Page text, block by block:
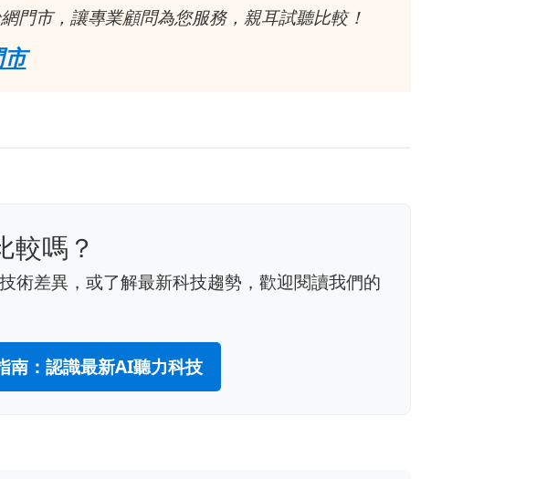
門市，讓專業顧問為您服務，親耳試聽比較！
較嗎？
術差異，或了解最新科技趨勢，歡迎閱讀我們的
南：認識最新AI聽力科技